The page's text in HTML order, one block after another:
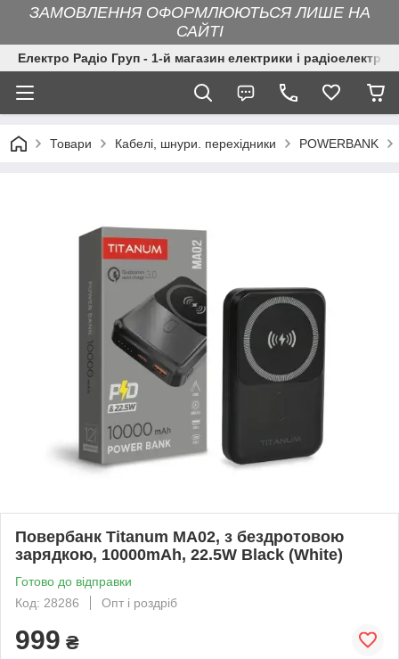
ЗАМОВЛЕННЯ ОФОРМЛЮЮТЬСЯ ЛИШЕ НА
САЙТІ
Електро Радіо Груп - 1-й магазин електрики і
Товари Кабелі, шнури. перехідники POWERBANK
Повербанк Titanum MA02, з бездротовою
зарядкою, 10000mAh, 22.5W Black (White)
Готово до відправки
Код: 28286
Опт і роздріб
999 ₴